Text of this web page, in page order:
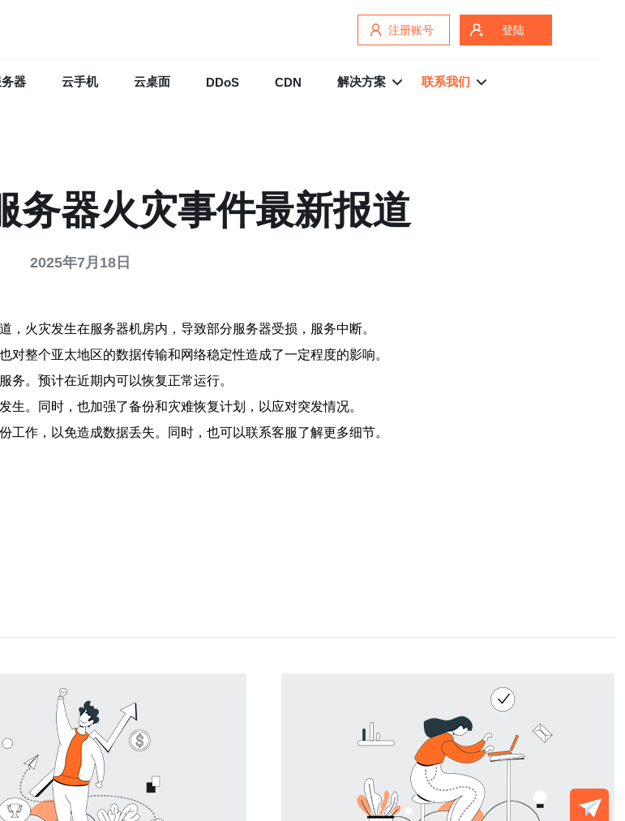
注册账号 登陆
器 云手机 云桌面 DDoS CDN 解决方案 联系我们
务器火灾事件最新报道
2025年7月18日
火灾发生在服务器机房内，导致部分服务器受损，服务中断。
整个亚太地区的数据传输和网络稳定性造成了一定程度的影响。
务。预计在近期内可以恢复正常运行。
。同时，也加强了备份和灾难恢复计划，以应对突发情况。
作，以免造成数据丢失。同时，也可以联系客服了解更多细节。